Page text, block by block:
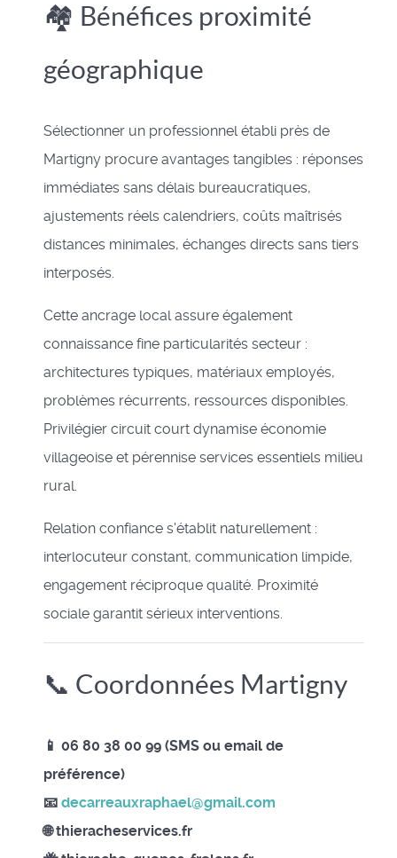
🏘️ Bénéfices proximité
géographique
Sélectionner un professionnel établi près de
Martigny procure avantages tangibles : réponses
immédiates sans délais bureaucratiques,
ajustements réels calendriers, coûts maîtrisés
distances minimales, échanges directs sans tiers
interposés.
Cette ancrage local assure également
connaissance fine particularités secteur :
architectures typiques, matériaux employés,
problèmes récurrents, ressources disponibles.
Privilégier circuit court dynamise économie
villageoise et pérennise services essentiels milieu
rural.
Relation confiance s'établit naturellement :
interlocuteur constant, communication limpide,
engagement réciproque qualité. Proximité
sociale garantit sérieux interventions.
📞 Coordonnées Martigny
📱 06 80 38 00 99 (SMS ou email de
préférence)
📧 decarreauxraphael@gmail.com
🌐 thieracheservices.fr